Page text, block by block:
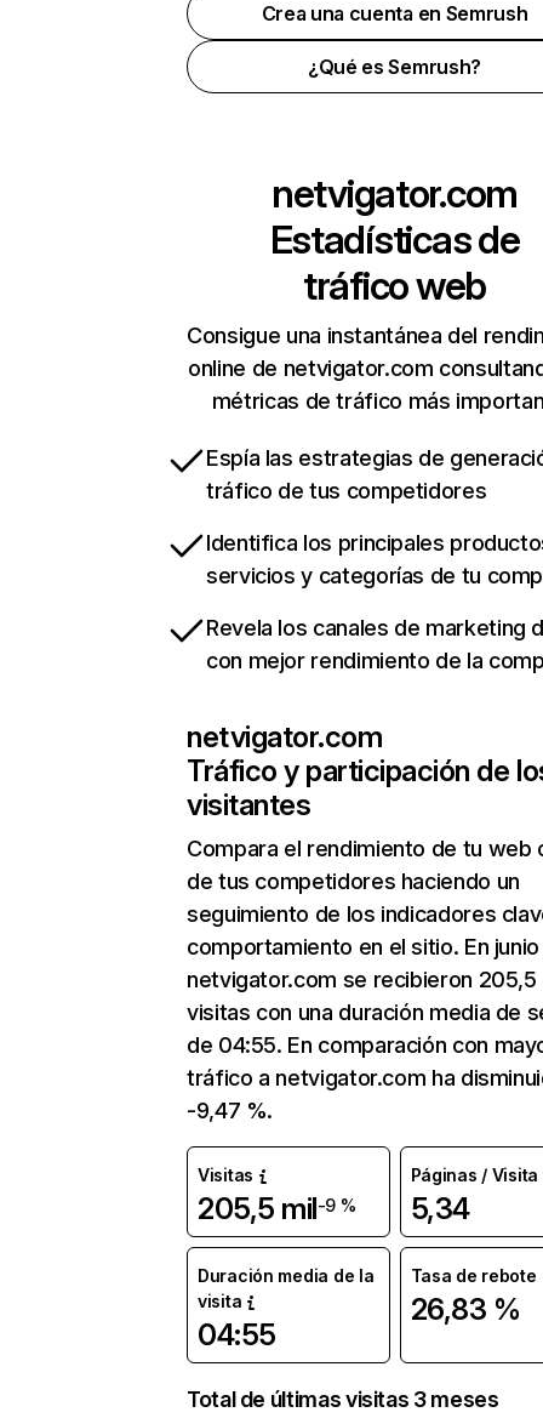
Crea una cuenta en Semrush
¿Qué es Semrush?
netvigator.com
Estadísticas de
tráfico web
Consigue una instantánea del
online de netvigator.com
métricas de tráfico más
Espía las estrategias de
tráfico de tus competidores
Identifica los principales
servicios y categorías de tu
Revela los canales de marketing
con mejor rendimiento de la
netvigator.com
Tráfico y participación de
visitantes
Compara el rendimiento de tu web
de tus competidores haciendo un
seguimiento de los indicadores
comportamiento en el sitio. En junio
netvigator.com se recibieron 205,5
visitas con una duración media de
de 04:55. En comparación con
tráfico a netvigator.com ha
-9,47 %.
Visitas
205,5 mil-9 %
Páginas / Visita
5,34
Duración media de la
visita
04:55
Tasa de rebote
26,83 %
Total de últimas visitas 3 meses